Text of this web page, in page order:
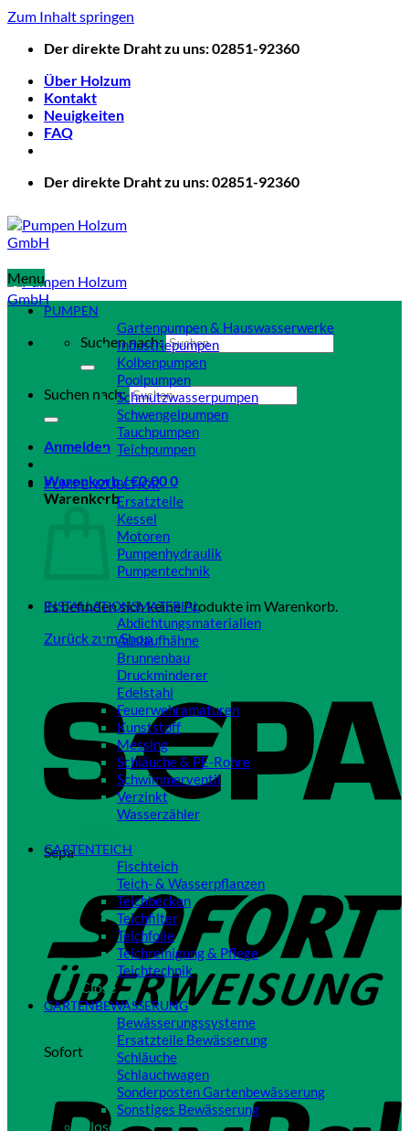
Zum Inhalt springen
Der direkte Draht zu uns: 02851-92360
Über Holzum
Kontakt
Neuigkeiten
FAQ
Der direkte Draht zu uns: 02851-92360
Suchen nach:
Suchen nach:
Anmelden
Warenkorb /€0,000
Warenkorb
Es befinden sich keine Produkte im Warenkorb.
Zurück zum Shop
Sepa
Sofort
Menu
PUMPEN
Gartenpumpen & Hauswasserwerke
Industriepumpen
Kolbenpumpen
Poolpumpen
Schmutzwasserpumpen
Schwengelpumpen
Tauchpumpen
Teichpumpen
PUMPENZUBEHÖR
Ersatzteile
Kessel
Motoren
Pumpenhydraulik
Pumpentechnik
INSTALLATIONSMATERIAL
Abdichtungsmaterialien
Auslaufhähne
Brunnenbau
Druckminderer
Edelstahl
Feuerwehramaturen
Kunststoff
Messing
Schläuche & PE-Rohre
Schwimmerventil
Verzinkt
Wasserzähler
GARTENTEICH
Fischteich
Teich- & Wasserpflanzen
Teichbecken
Teichfilter
Teichfolie
Teichreinigung & Pflege
Teichtechnik
Close
GARTENBEWÄSSERUNG
Bewässerungssysteme
Ersatzteile Bewässerung
Schläuche
Schlauchwagen
Sonderposten Gartenbewässerung
Sonstiges Bewässerung
Close